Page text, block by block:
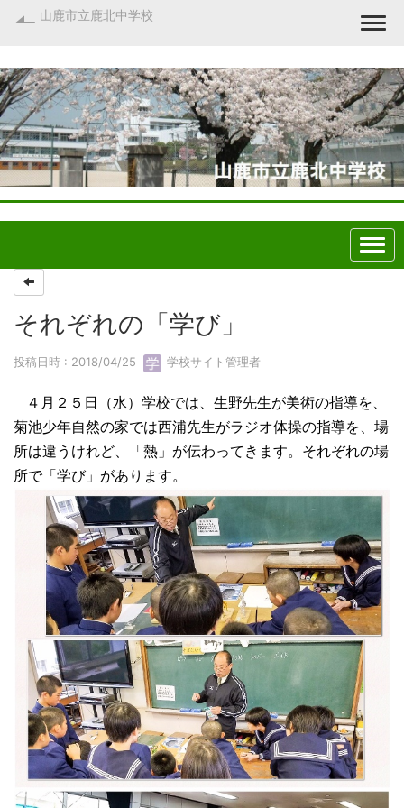
山鹿市立鹿北中学校
それぞれの「学び」
投稿日時 : 2018/04/25 学校サイト管理者
４月２５日（水）学校では、生野先生が美術の指導を、
菊池少年自然の家では西浦先生がラジオ体操の指導を、場
所は違うけれど、「熱」が伝わってきます。それぞれの場
所で「学び」があります。